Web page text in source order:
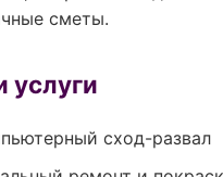
сметы.
услуги
сход-развал